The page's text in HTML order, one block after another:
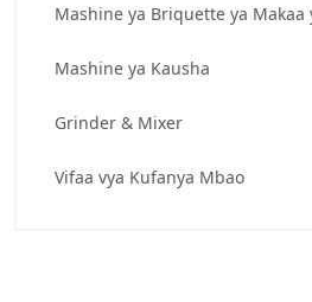
Mashine ya Briquette ya Makaa
Mashine ya Kausha
Grinder & Mixer
Vifaa vya Kufanya Mbao